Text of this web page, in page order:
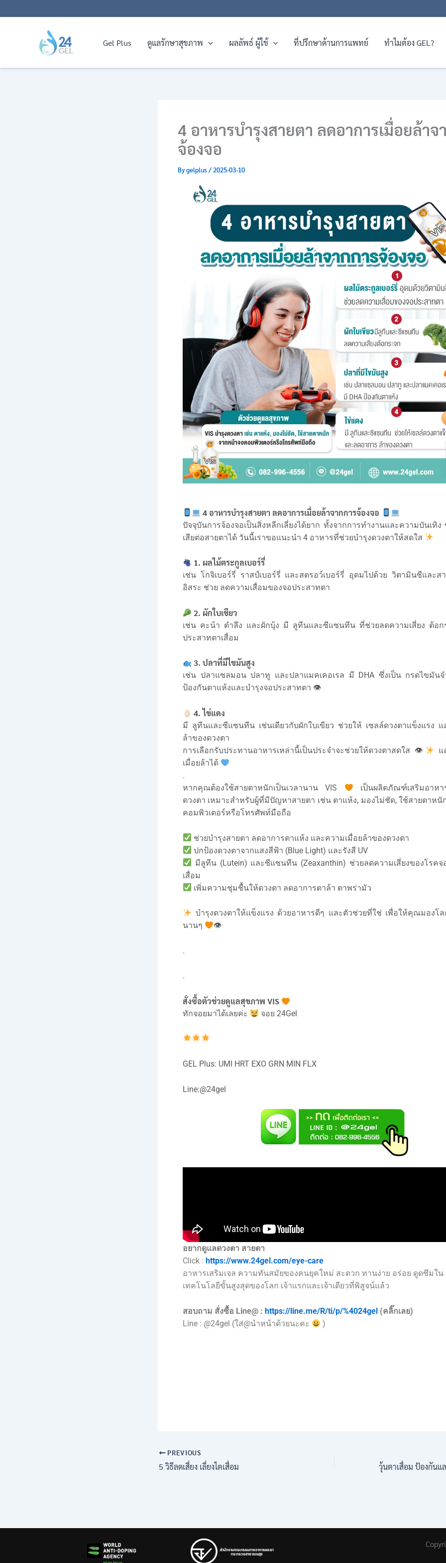
to
Gel Plus
ดูแลรักษาสุขภาพ ผลลัพธ์ ผู้ใช้ ที่ปรึกษาด้านการแพทย์ ทำไมต้อง GEL?
4 อาหารบำรุงสายตา ลดอาการเมื่อยล้าจ
จ้องจอ
Bygelplus/2025-03-10
4 อาหารบำรุงสายตา ลดอาการเมื่อยล้าจากการจ้องจอ
ปัจจุบันการจ้องจอเป็นสิ่งหลีกเลี่ยงได้ยาก ทั้งจากการทำงานและความบันเทิง
เสียต่อสายตาได้ วันนี้เราขอแนะนำ 4 อาหารที่ช่วยบำรุงดวงตาให้สดใส
1. ผลไม้ตระกูลเบอร์รี่
เช่น โกจิเบอร์รี่ ราสป์เบอร์รี่ และสตรอว์เบอร์รี่ อุดมไปด้วย วิตามินซีและส
อิสระ ช่วย ลดความเสื่อมของจอประสาทตา
2. ผักใบเขียว
เช่น คะน้า ตำลึง และผักบุ้ง มี ลูทีนและซีแซนทีน ที่ช่วยลดความเสี่ยง ต้อก
ประสาทตาเสื่อม
3. ปลาที่มีไขมันสูง
เช่น ปลาแซลมอน ปลาทู และปลาแมคเคอเรล มี DHA ซึ่งเป็น กรดไขมันจ
ป้องกันตาแห้งและบำรุงจอประสาทตา 👁
4. ไข่แดง
มี ลูทีนและซีแซนทีน เช่นเดียวกับผักใบเขียว ช่วยให้ เซลล์ดวงตาแข็งแรง แ
ล้าของดวงตา
การเลือกรับประทานอาหารเหล่านี้เป็นประจำจะช่วยให้ดวงตาสดใส 👁
แ
เมื่อยล้าได้
.
หากคุณต้องใช้สายตาหนักเป็นเวลานาน VIS
เป็นผลิตภัณฑ์เสริมอาหา
ดวงตา เหมาะสำหรับผู้ที่มีปัญหาสายตา เช่น ตาแห้ง, มองไม่ชัด, ใช้สายตาหนั
คอมพิวเตอร์หรือโทรศัพท์มือถือ
ช่วยบำรุงสายตา ลดอาการตาแห้ง และความเมื่อยล้าของดวงตา
ปกป้องดวงตาจากแสงสีฟ้า (Blue Light) และรังสี UV
มีลูทีน (Lutein) และซีแซนทีน (Zeaxanthin) ช่วยลดความเสี่ยงของโรคจ
เสื่อม
เพิ่มความชุ่มชื้นให้ดวงตา ลดอาการตาล้า ตาพร่ามัว
บำรุงดวงตาให้แข็งแรง ด้วยอาหารดีๆ และตัวช่วยที่ใช่ เพื่อให้คุณมองโล
นานๆ
👁
.
.
สั่งซื้อตัวช่วยดูแลสุขภาพ VIS
ทักจอยมาได้เลยค่ะ จอย 24Gel
GEL Plus: UMI HRT EXO GRN MIN FLX
Line:@24gel
อยากดูแลดวงตา สายตา
Click : https://www.24gel.com/eye-care
อาหารเสริมเจล ความทันสมัยของคนยุคใหม่ สะดวก ทานง่าย อร่อย ดูดซึมใน
เทคโนโลยีขั้นสูงสุดของโลก เจ้าแรกและเจ้าเดียวที่พิสูจน์แล้ว
สอบถาม สั่งซื้อ Line@ : https://line.me/R/ti/p/%4024gel (คลิ๊กเลย)
Line : @24gel (ใส่@นำหน้าด้วยนะคะ
)
PREVIOUS
5 วิธีลดเสี่ยง เลี่ยงไตเสื่อม วุ้นตาเสื่อม ป้องกันแ